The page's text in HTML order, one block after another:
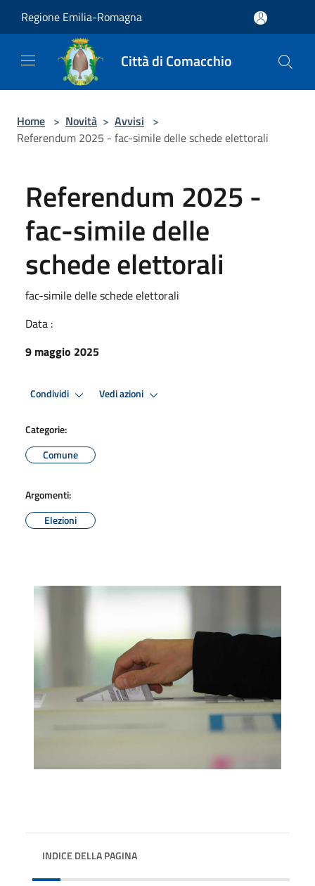
Regione Emilia-Romagna
Città di Comacchio
Home > Novità > Avvisi >
Referendum 2025 - fac-simile delle schede elettorali
Referendum 2025 -
fac-simile delle
schede elettorali
fac-simile delle schede elettorali
Data :
9 maggio 2025
Condividi Vedi azioni
Categorie:
Comune
Argomenti:
Elezioni
INDICE DELLA PAGINA